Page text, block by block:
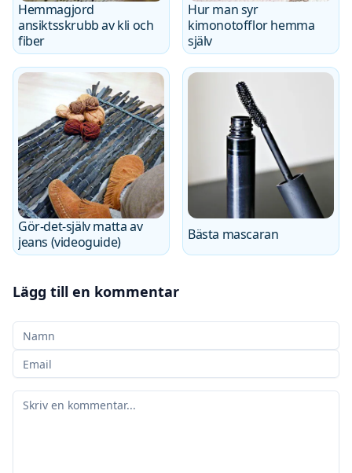
Hemmagjord
ansiktsskrubb av kli och
fiber
Hur man syr
kimonotofflor hemma
själv
Gör-det-själv matta av
jeans (videoguide)
Bästa mascaran
Lägg till en kommentar
Ditt namn
Din e-postadress
Din kommentar